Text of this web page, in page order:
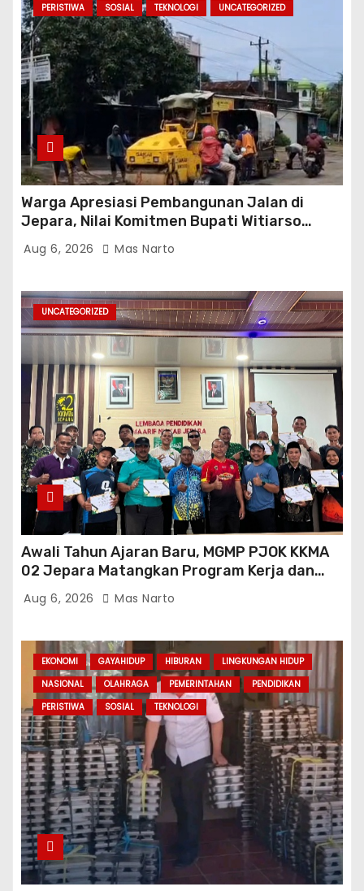
PERISTIWA
SOSIAL TEKNOLOGI UNCATEGORIZED
Warga Apresiasi Pembangunan Jalan di
Jepara, Nilai Komitmen Bupati Witiarso
Tingkatkan Infrastruktur dan Perekonomian
Aug 6, 2026 Mas Narto
UNCATEGORIZED
Awali Tahun Ajaran Baru, MGMP PJOK KKMA
02 Jepara Matangkan Program Kerja dan
Asesmen Gasal
Aug 6, 2026 Mas Narto
EKONOMI GAYAHIDUP HIBURAN
LINGKUNGAN HIDUP
NASIONAL
OLAHRAGA PEMERINTAHAN
PENDIDIKAN
PERISTIWA
SOSIAL TEKNOLOGI